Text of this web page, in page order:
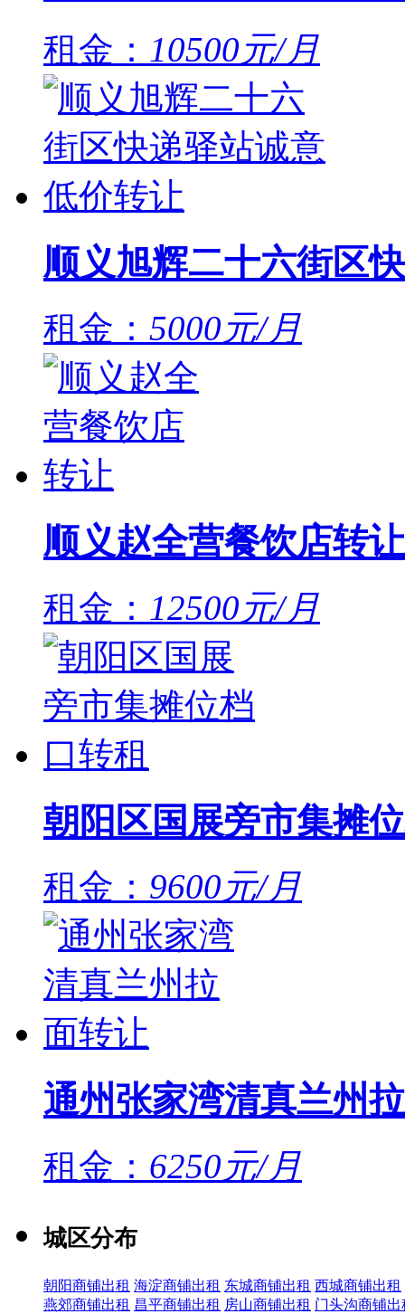
租金： 10500元/月
顺义旭辉二十六街区
租金： 5000元/月
顺义赵全营餐饮店转让
租金： 12500元/月
朝阳区国展旁市集摊
租金： 9600元/月
通州张家湾清真兰州
租金： 6250元/月
城区分布
朝阳商铺出租 海淀商铺出租 东城商铺出租 西城商铺出租
燕郊商铺出租 昌平商铺出租 房山商铺出租 门头沟商铺出